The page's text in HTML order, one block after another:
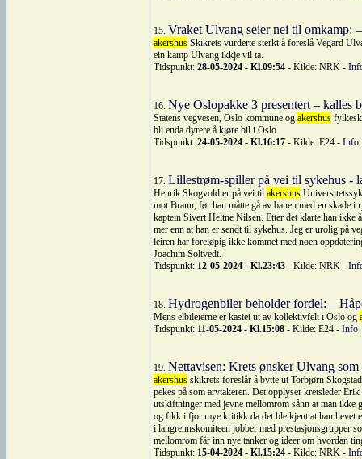
15. Vraket Ulvang seier nei til omkamp:
akershus Skikrets vurderte sterkt å foreslå Vegard
ein kamp Ulvang ikkje vil ta.
Tidspunkt: 28-05-2024 - Kl.09:54 - Kilde: NRK -
16. Nye Oslopakke 3 presentert – kalles
Statens vegvesen, Oslo kommune og akershus
bli enda dyrere å kjøre bil i Oslo.
Tidspunkt: 24-05-2024 - Kl.16:17 - Kilde: E24 - Info
17. Lillestrøm-spiller på vei til sykehus -
Henrik Skogvold er på vei til akershus
mot Brann, før han måtte gå av banen med en skade
kaptein Sivert Heltne Nilsen. Etter det klarte han ikke
mer enn at han er sendt til sykehus. Jeg er urolig på
leiren har foreløpig ikke kommet med noen
Joachim Soltvedt.
Tidspunkt: 12-05-2024 - Kl.23:43 - Kilde: NRK -
18. Hydrogenbiler beholder fordel: –
Mens elbileierne er kastet ut av kollektivfelt i Oslo og
Tidspunkt: 11-05-2024 - Kl.15:08 - Kilde: E24 - Info
19. Nettavisen: Krets ønsker Ulvang
akershus skikrets foreslår å bytte ut Torbjørn
pekes på som arvtakeren. Det opplyser kretsleder
utskiftninger med jevne mellomrom sånn at man ikke
og fikk i fjor mye kritikk da det ble kjent at han hevet
i langrennskomiteen jobber med prestasjonsgrupper
mellomrom får inn nye tanker og ideer om hvordan
Tidspunkt: 15-04-2024 - Kl.15:24 - Kilde: NRK -